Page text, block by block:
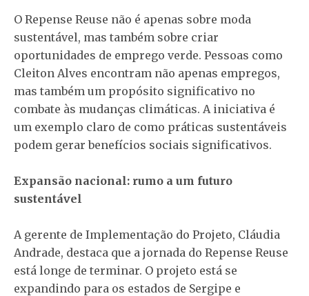
O Repense Reuse não é apenas sobre moda
sustentável, mas também sobre criar
oportunidades de emprego verde. Pessoas como
Cleiton Alves encontram não apenas empregos,
mas também um propósito significativo no
combate às mudanças climáticas. A iniciativa é
um exemplo claro de como práticas sustentáveis
podem gerar benefícios sociais significativos.
Expansão nacional: rumo a um futuro
sustentável
A gerente de Implementação do Projeto, Cláudia
Andrade, destaca que a jornada do Repense Reuse
está longe de terminar. O projeto está se
expandindo para os estados de Sergipe e